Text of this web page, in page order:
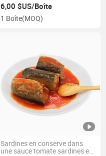
6,00 $US/Boîte
1 Boîte(MOQ)
Sardines en conserve dans
une sauce tomate sardines en